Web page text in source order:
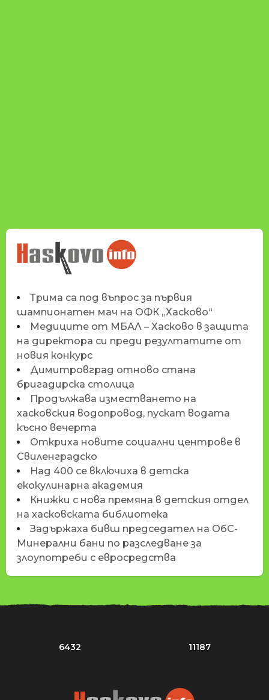
НОВИНИТЕ НА
HASKOVO.INFO
Трима са под въпрос за първия
шампионатен мач на ОФК „Хасково“
Медиците от МБАЛ – Хасково в защита
на директора си преди резултатите от
новия конкурс
Димитровград отново стана
бригадирска столица
Продължава изместването на
хасковския водопровод, пускат водата
късно вечерта
Откриха новите социални центрове в
Свиленградско
Над 400 се включиха в детска
екокулинарна академия
Книжки с нова премяна в детския отдел
на хасковската библиотека
Задържаха бивш председател на ОбС-
Минерални бани по разследване за
злоупотреби с евросредства
6432 11187